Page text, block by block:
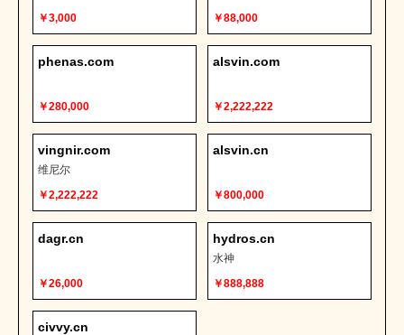
￥3,000
￥88,000
phenas.com
￥280,000
alsvin.com
￥2,222,222
vingnir.com
维尼尔
￥2,222,222
alsvin.cn
￥800,000
dagr.cn
￥26,000
hydros.cn
水神
￥888,888
civvy.cn